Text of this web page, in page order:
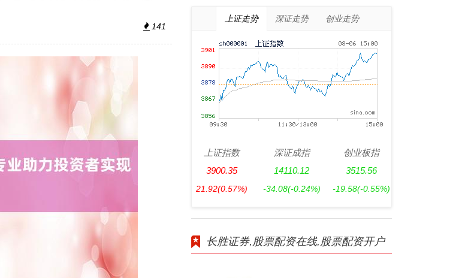
141
上证走势 深证走势 创业走势
上证指数
3900.35
21.92(0.57%)
深证成指
14110.12
-34.08(-0.24%)
创业板指
3515.56
-19.58(-0.55%)
长胜证券,股票配资在线,股票配资开户